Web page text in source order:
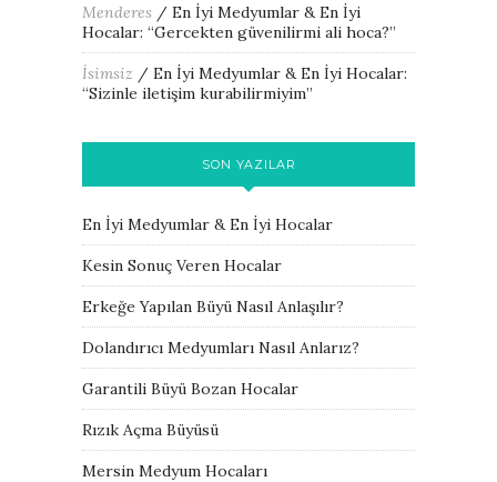
Menderes / En İyi Medyumlar & En İyi
Hocalar: “Gercekten güvenilirmi ali hoca?”
İsimsiz / En İyi Medyumlar & En İyi Hocalar:
“Sizinle iletişim kurabilirmiyim”
SON YAZILAR
En İyi Medyumlar & En İyi Hocalar
Kesin Sonuç Veren Hocalar
Erkeğe Yapılan Büyü Nasıl Anlaşılır?
Dolandırıcı Medyumları Nasıl Anlarız?
Garantili Büyü Bozan Hocalar
Rızık Açma Büyüsü
Mersin Medyum Hocaları